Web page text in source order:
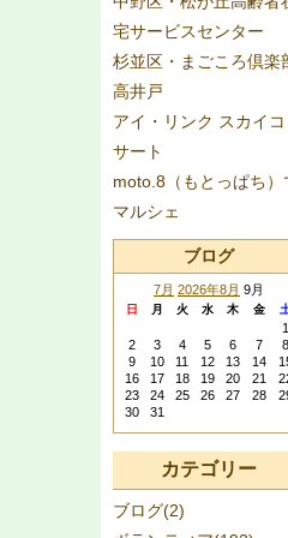
宅サービスセンター
杉並区・まごころ倶楽
高井戸
アイ・リンク スカイコ
サート
moto.8（もとっぱち）
マルシェ
ブログ
7月 2026年8月 9月
日 月 火 水 木 金
1
2
3 4 5 6 7
8
9
10 11 12 13 14
16
17 18 19 20 21
23
24 25 26 27 28
30
31
カテゴリー
ブログ(2)